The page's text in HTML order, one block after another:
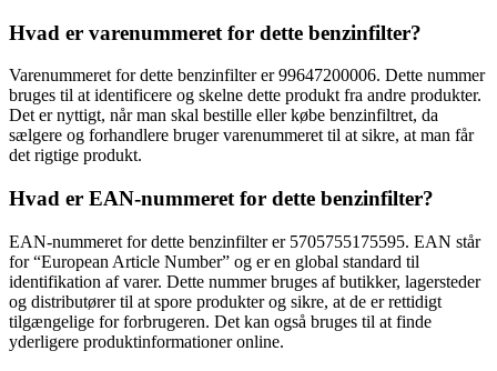
Hvad er varenummeret for dette benzinfilter?
Varenummeret for dette benzinfilter er 99647200006. Dette nummer
bruges til at identificere og skelne dette produkt fra andre produkter.
Det er nyttigt, når man skal bestille eller købe benzinfiltret, da
sælgere og forhandlere bruger varenummeret til at sikre, at man får
det rigtige produkt.
Hvad er EAN-nummeret for dette benzinfilter?
EAN-nummeret for dette benzinfilter er 5705755175595. EAN står
for “European Article Number” og er en global standard til
identifikation af varer. Dette nummer bruges af butikker, lagersteder
og distributører til at spore produkter og sikre, at de er rettidigt
tilgængelige for forbrugeren. Det kan også bruges til at finde
yderligere produktinformationer online.